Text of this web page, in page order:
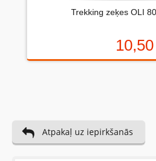
Vairāk atsauksmju
Vispirms: Novērtējiet preci.
Trekking zeķes OLI
Atpakaļ uz iepirkšanās